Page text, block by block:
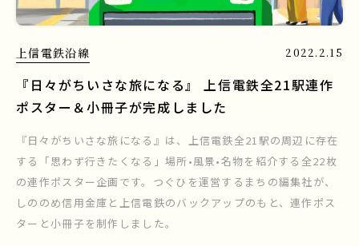
上信電鉄沿線 2022.2.15
『日々がちいさな旅になる』 上信電鉄全21駅連作
ポスター＆小冊子が完成しました
『日々がちいさな旅になる』は、上信電鉄全21駅の周辺に存在
する「思わず行きたくなる」場所•風景•名物を紹介する全22枚
の連作ポスター企画です。つぐひを運営するまちの編集社が、
しののめ信用金庫と上信電鉄のバックアップのもと、連作ポス
ターと小冊子を制作しました。